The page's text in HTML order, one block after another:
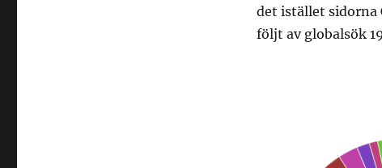
det istället sidorna
följt av globalsök